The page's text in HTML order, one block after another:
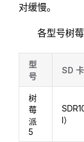
对缓慢。
各型号树
型
号
SD
树
莓
派
5
I）